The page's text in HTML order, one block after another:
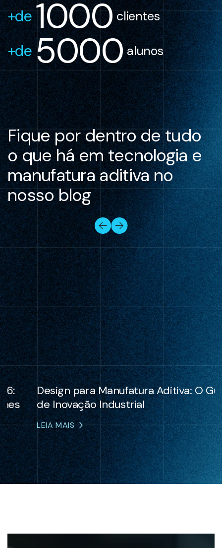
+de 1000 clientes
+de 5000 alunos
Fique por dentro de tudo
o que há em tecnologia e
manufatura aditiva no
nosso blog
Design para Manufatura Aditiva: O Guia
de Inovação Industrial
LEIA MAIS